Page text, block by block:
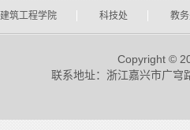
建筑工程学院 科技处 教
Copyright ©
联系地址：浙江嘉兴市广